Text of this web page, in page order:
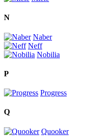
N
Naber
Neff
Nobilia
P
Progress
Q
Quooker